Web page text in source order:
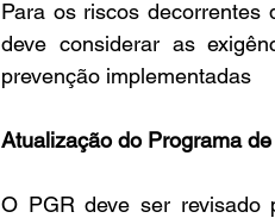
Para os riscos decorrentes
deve considerar as
prevenção implementadas
Atualização do Programa
O PGR deve ser revisado